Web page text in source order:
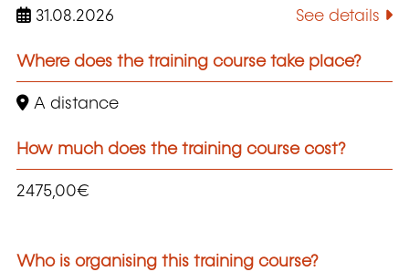
31.08.2026 See details
Where does the training course take place?
A distance
How much does the training course cost?
2475,00€
Who is organising this training course?